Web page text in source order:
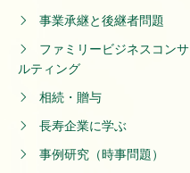
事業承継と後継者問題
ファミリービジネスコンサ
ルティング
相続・贈与
長寿企業に学ぶ
事例研究（時事問題）